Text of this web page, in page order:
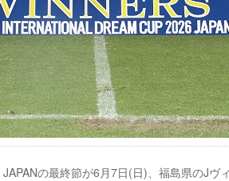
の最終節が6月7日(日)、福島県のJヴ